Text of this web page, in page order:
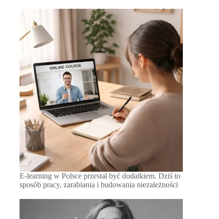
E-learning w Polsce przestał być dodatkiem. Dziś to
sposób pracy, zarabiania i budowania niezależności